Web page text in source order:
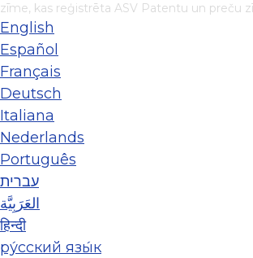
zīme, kas reģistrēta ASV Patentu un preču
English
Español
Français
Deutsch
Italiana
Nederlands
Português
עברית
العَرَبِيَّة
हिन्दी
ру́сский язы́к